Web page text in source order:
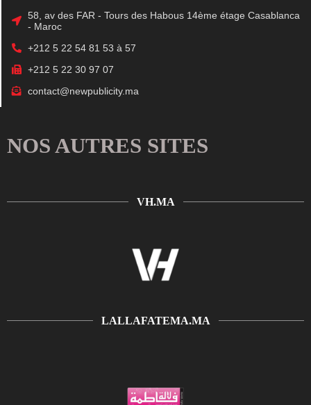
58, av des FAR - Tours des Habous 14ème étage Casablanca
- Maroc
+212 5 22 54 81 53 à 57
+212 5 22 30 97 07
contact@newpublicity.ma
NOS AUTRES SITES
VH.MA
LALLAFATEMA.MA